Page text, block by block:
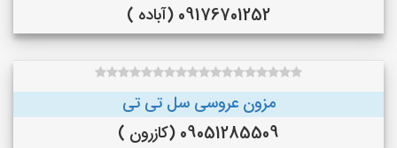
09176701252 (آباده )
مزون عروسی سل تی تی
09051285509 (کازرون )